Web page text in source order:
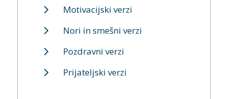
Motivacijski verzi
Nori in smešni verzi
Pozdravni verzi
Prijateljski verzi